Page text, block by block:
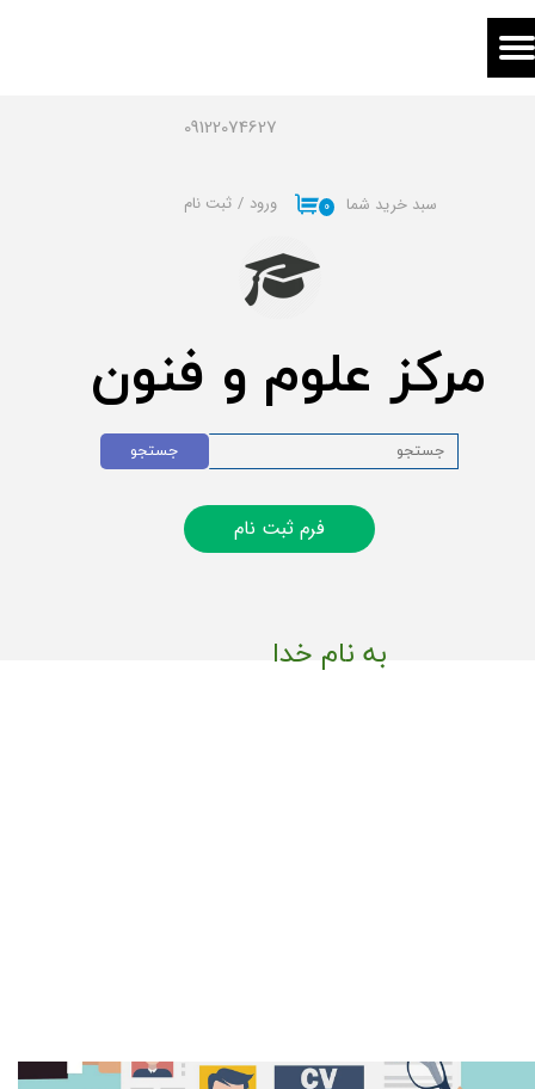
09122074627
مرکز علوم و فنون
۰ سبد خرید شما ورود / ثبت نام
حساب کاربری من
خروج از حساب کاربری
فرم ثبت نام
جستجو
به نام خدا